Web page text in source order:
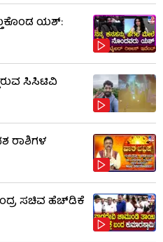
ಯಶ್:
ಸಿಸಿಟಿವಿ
ರಾಶಿಗಳ
ಸಚಿವ ಹೆಚ್​​ಡಿಕೆ